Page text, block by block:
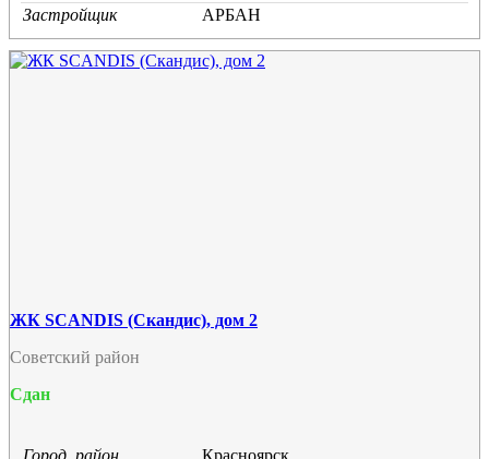
Застройщик
АРБАН
ЖК SCANDIS (Скандис), дом 2
Советский район
Сдан
Город, район,
Красноярск